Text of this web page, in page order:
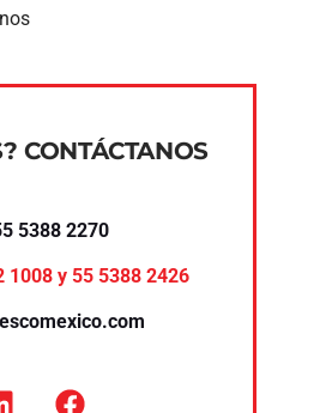
CONTÁCTANOS
5388 2270
1008 y 55 5388 2426